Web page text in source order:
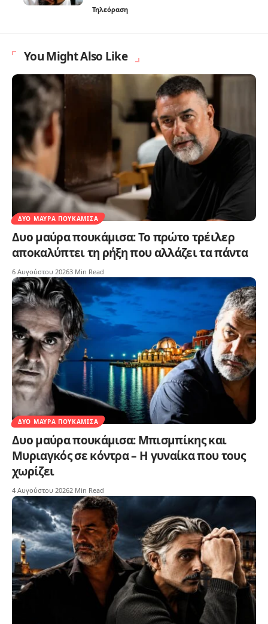
Τηλεόραση
You Might Also Like
ΔΥΟ ΜΑΎΡΑ ΠΟΥΚΆΜΙΣΑ
Δυο μαύρα πουκάμισα: Το πρώτο τρέιλερ
αποκαλύπτει τη ρήξη που αλλάζει τα πάντα
6 Αυγούστου 20263 Min Read
ΔΥΟ ΜΑΎΡΑ ΠΟΥΚΆΜΙΣΑ
Δυο μαύρα πουκάμισα: Μπισμπίκης και
Μυριαγκός σε κόντρα – Η γυναίκα που τους
χωρίζει
4 Αυγούστου 20262 Min Read